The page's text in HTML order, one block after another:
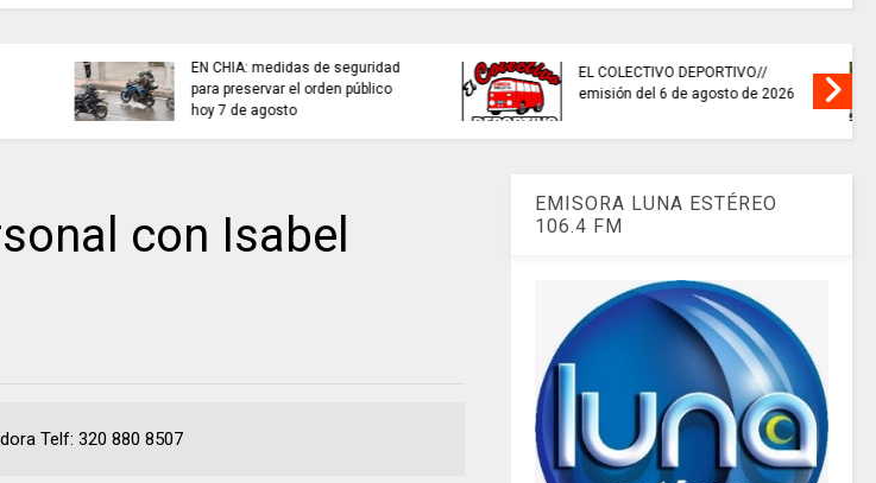
sistemas de recolección de
aguas lluvias para enfrentar el
fenómeno de El Niño.
TRABAJO...........................si hay //
viernes 7 de agosto de 2026
con Isabel
Telf: 320 880 8507
EMISORA LUNA ESTÉREO
106.4 FM